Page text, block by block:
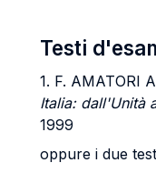
Testi
1. F. AMATORI
Italia: dall'Unità
1999
oppure i due